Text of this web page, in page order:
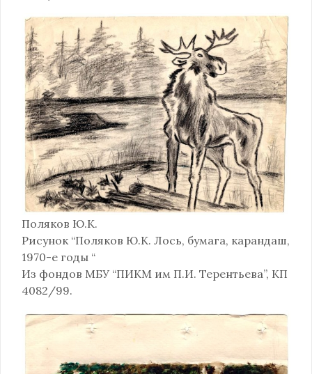
Поляков Ю.К.
Рисунок “Поляков Ю.К. Лось, бумага, карандаш,
1970-е годы “
Из фондов МБУ “ПИКМ им П.И. Терентьева”, КП
4082/99.